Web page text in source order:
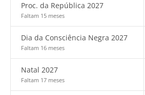
Proc. da República 2027
Faltam 15 meses
Dia da Consciência Negra 2027
Faltam 16 meses
Natal 2027
Faltam 17 meses